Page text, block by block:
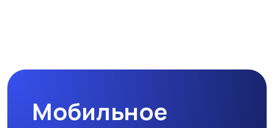
Мобильное